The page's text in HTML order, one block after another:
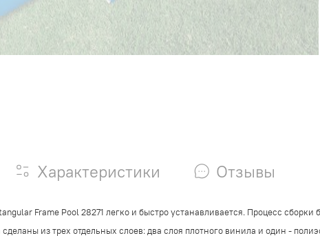
Характеристики Отзывы
Frame Pool 28271 легко и быстро устанавливается. Процесс
из трех отдельных слоев: два слоя плотного винила и один -